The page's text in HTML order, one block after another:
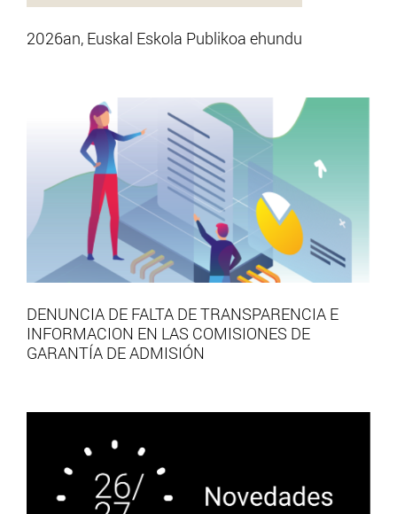
2026an, Euskal Eskola Publikoa ehundu
DENUNCIA DE FALTA DE TRANSPARENCIA E
INFORMACION EN LAS COMISIONES DE
GARANTÍA DE ADMISIÓN